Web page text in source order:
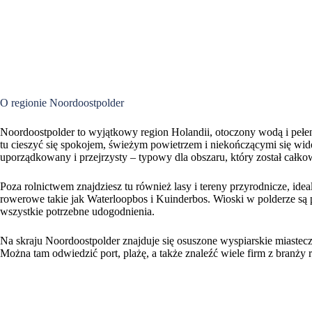
O regionie Noordoostpolder
Noordoostpolder to wyjątkowy region Holandii, otoczony wodą i
tu cieszyć się spokojem, świeżym powietrzem i niekończącymi się
uporządkowany i przejrzysty – typowy dla obszaru, który został
Poza rolnictwem znajdziesz tu również lasy i tereny przyrodnicze,
rowerowe takie jak Waterloopbos i Kuinderbos. Wioski w polderze są
wszystkie potrzebne udogodnienia.
Na skraju Noordoostpolder znajduje się osuszone wyspiarskie
Można tam odwiedzić port, plażę, a także znaleźć wiele firm z branży